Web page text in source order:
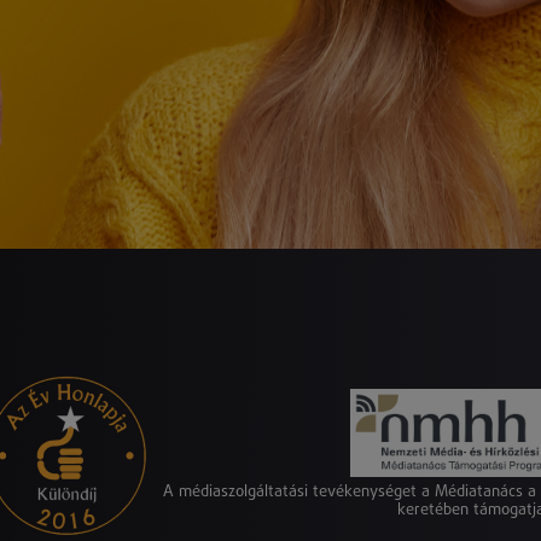
A médiaszolgáltatási tevékenységet a Médiatanács
keretében